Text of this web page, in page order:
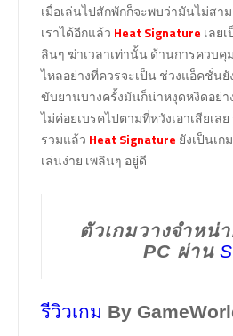
เมื่อเล่นไปสักพักก็จะพบว่ามันไม่สา
เราได้อีกแล้ว Heat Signature เลย
ลินๆ ฆ่าเวลาเท่านั้น ด้านการควบ
ไหลอย่างที่ควรจะเป็น ช่วงแอ็คชั่น
ขับยานบางครั้งมันก็น่าหงุดหงิดอย่า
ไม่ค่อยเบรคไปตามที่หวังเอาเสียเ
รวมแล้ว Heat Signature ยังเป็นเก
เล่นง่าย เพลินๆ อยู่ดี
ตัวเกมวางจำหน่
PC ผ่าน
รีวิวเกม By